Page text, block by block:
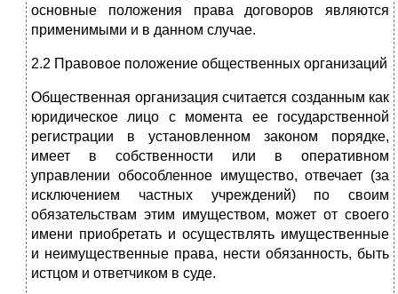
основные положения права договоров являются
применимыми и в данном случае.
2.2 Правовое положение общественных организаций
Общественная организация считается созданным как
юридическое лицо с момента ее государственной
регистрации в установленном законом порядке,
имеет в собственности или в оперативном
управлении обособленное имущество, отвечает (за
исключением частных учреждений) по своим
обязательствам этим имуществом, может от своего
имени приобретать и осуществлять имущественные
и неимущественные права, нести обязанность, быть
истцом и ответчиком в суде.